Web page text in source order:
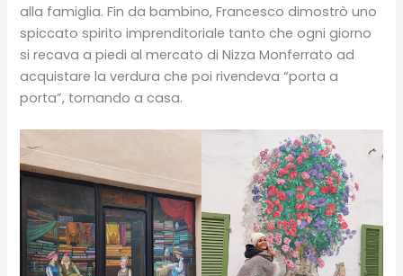
alla famiglia. Fin da bambino, Francesco dimostrò uno
spiccato spirito imprenditoriale tanto che ogni giorno
si recava a piedi al mercato di Nizza Monferrato ad
acquistare la verdura che poi rivendeva “porta a
porta”, tornando a casa.